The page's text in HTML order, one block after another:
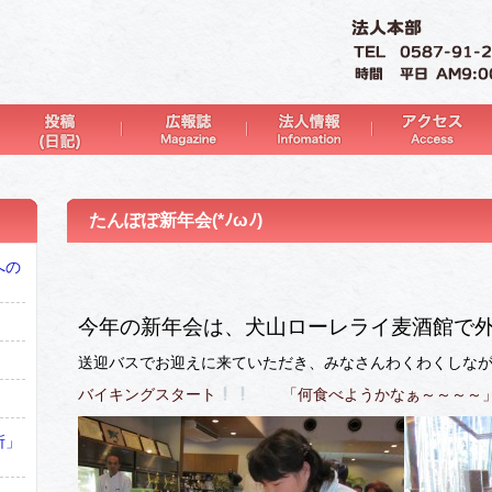
たんぽぽ新年会(*ﾉωﾉ)
今年の新年会は、犬山ローレライ麦酒館で
送迎バスでお迎えに来ていただき、みなさんわくわくしな
バイキングスタート
「何食べようかなぁ～～～～
の